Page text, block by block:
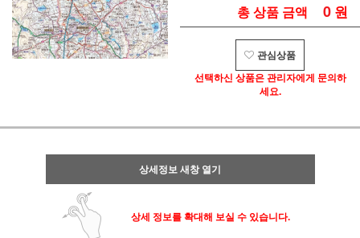
총 상품 금액 0 원
관심상품
선택하신 상품은 관리자에게 문의하
세요.
상세정보 새창 열기
상세 정보를 확대해 보실 수 있습니다.